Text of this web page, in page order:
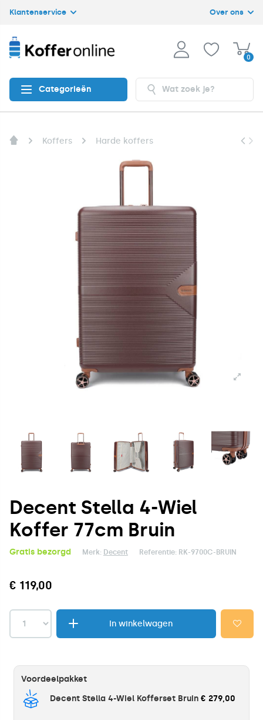
Klantenservice Over ons
0
Categorieën
Koffers Harde koffers
Decent Stella 4-Wiel
Koffer 77cm Bruin
Gratis bezorgd Merk: Decent Referentie: RK-9700C-BRUIN
€ 119,00
In winkelwagen
Voordeelpakket
Decent Stella 4-Wiel Kofferset Bruin € 279,00